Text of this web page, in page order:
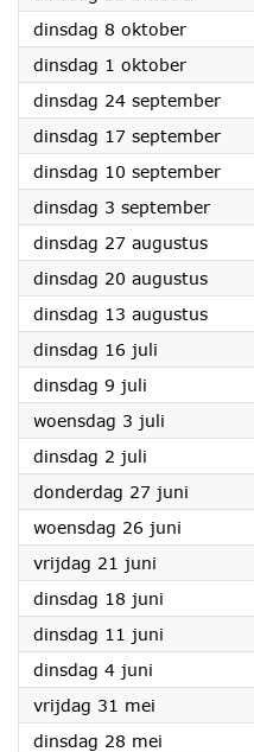
dinsdag 8 oktober2024
dinsdag 1 oktober2024
dinsdag 24 september2024
dinsdag 17 september2024
dinsdag 10 september2024
dinsdag 3 september2024
dinsdag 27 augustus2024
dinsdag 20 augustus2024
dinsdag 13 augustus2024
dinsdag 16 juli
dinsdag 9 juli
woensdag 3 juli
dinsdag 2 juli
donderdag 27 juni
woensdag 26 juni
vrijdag 21 juni
dinsdag 18 juni
dinsdag 11 juni
dinsdag 4 juni
vrijdag 31 mei
dinsdag 28 mei